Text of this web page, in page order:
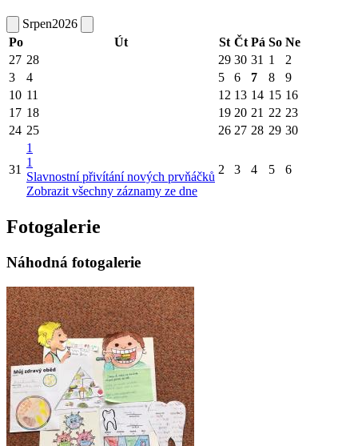
Srpen2026
Po
Út St Čt Pá So Ne
27 28 29 30 31 1
2
3
4 5 6 7 8
9
10 11 12 13 14 15 16
17 18 19 20 21 22 23
24 25 26 27 28 29 30
31
1
1
Slavnostní přivítání nových prvňáčků
Zobrazit všechny záznamy ze dne
2 3 4 5 6
Fotogalerie
Náhodná fotogalerie